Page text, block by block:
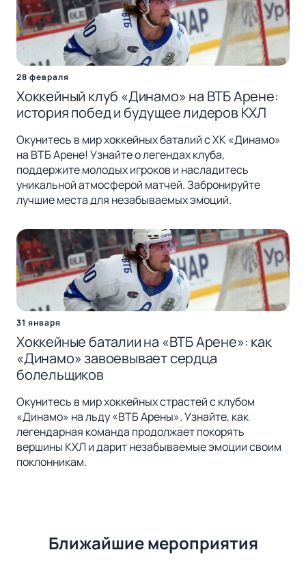
28 февраля
Хоккейный клуб «Динамо» на ВТБ Арене:
история побед и будущее лидеров КХЛ
Окунитесь в мир хоккейных баталий с ХК «Динамо»
на ВТБ Арене! Узнайте о легендах клуба,
поддержите молодых игроков и насладитесь
уникальной атмосферой матчей. Забронируйте
лучшие места для незабываемых эмоций.
31 января
Хоккейные баталии на «ВТБ Арене»: как
«Динамо» завоевывает сердца
болельщиков
Окунитесь в мир хоккейных страстей с клубом
«Динамо» на льду «ВТБ Арены». Узнайте, как
легендарная команда продолжает покорять
вершины КХЛ и дарит незабываемые эмоции своим
поклонникам.
Ближайшие мероприятия